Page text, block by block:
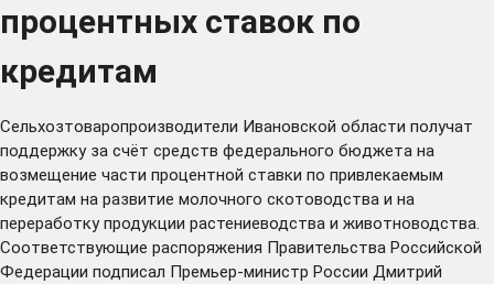
процентных ставок по
кредитам
Сельхозтоваропроизводители Ивановской области получат
поддержку за счёт средств федерального бюджета на
возмещение части процентной ставки по привлекаемым
кредитам на развитие молочного скотоводства и на
переработку продукции растениеводства и животноводства.
Соответствующие распоряжения Правительства Российской
Федерации подписал Премьер-министр России Дмитрий